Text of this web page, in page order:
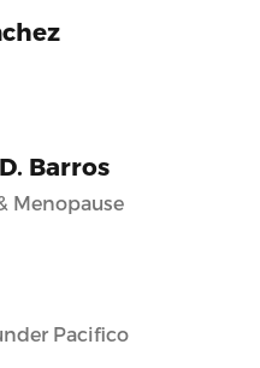
Barros
Menopause
Pacifico